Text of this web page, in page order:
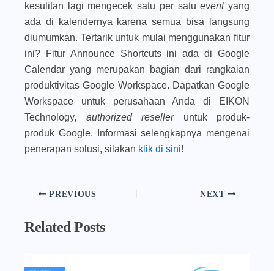
kesulitan lagi mengecek satu per satueventyang
ada di kalendernya karena semua bisa langsung
diumumkan. Tertarik untuk mulai menggunakan fitur
ini? Fitur Announce Shortcuts ini ada di Google
Calendar yang merupakan bagian dari rangkaian
produktivitas Google Workspace. Dapatkan Google
Workspace untuk perusahaan Anda di EIKON
Technology, authorized reseller untuk produk-
produk Google. Informasi selengkapnya mengenai
penerapan solusi, silakan klik di sini!
PREVIOUS NEXT
Related Posts